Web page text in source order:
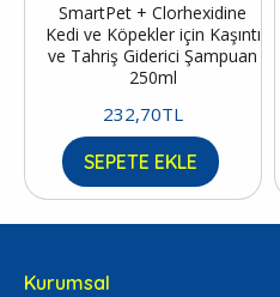
SmartPet + Clorhexidine
Kedi ve Köpekler için Kaşıntı
ve Tahriş Giderici Şampuan
250ml
232,70TL
SEPETE EKLE
Kurumsal